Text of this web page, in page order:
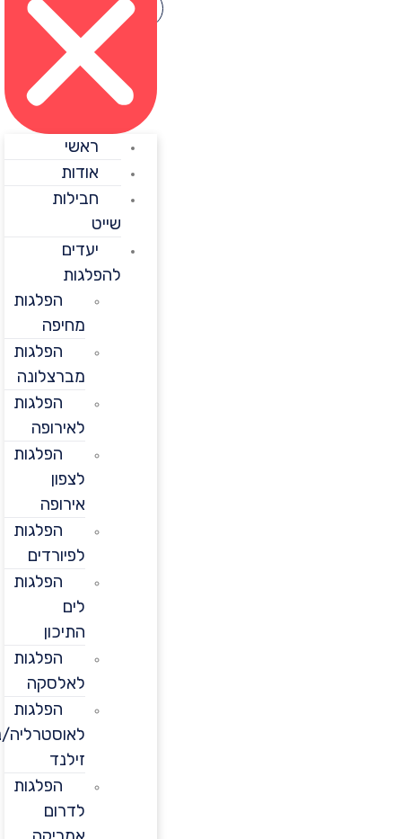
ראשי
אודות
חבילות
יעדים
להפלגות
הפלגות
מחיפה
הפלגות
מברצלונה
הפלגות
לאירופה
הפלגות
אירופה
הפלגות
לפיורדים
הפלגות
התיכון
הפלגות
לאלסקה
הפלגות
לאוסטרליה/ניו
הפלגות
לדרום